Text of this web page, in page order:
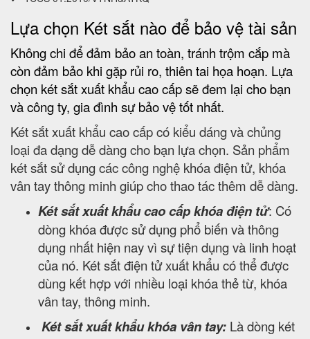
Lựa chọn Két sắt nào để bảo vệ tài sản
Không chi để đảm bảo an toàn, tránh trộm cắp mà
còn đảm bảo khi gặp rủi ro, thiên tai họa hoạn. Lựa
chọn két sắt xuất khẩu cao cấp sẽ đem lại cho bạn
và công ty, gia đình sự bảo vệ tốt nhất.
Két sắt xuất khẩu cao cấp có kiểu dáng và chủng
loại đa dạng dễ dàng cho bạn lựa chọn. Sản phẩm
két sắt sử dụng các công nghệ khóa điện tử, khóa
vân tay thông minh giúp cho thao tác thêm dễ dàng.
Két sắt xuất khẩu cao cấp khóa điện tử: Có
dòng khóa được sử dụng phổ biến và thông
dụng nhất hiện nay vì sự tiện dụng và linh hoạt
của nó. Két sắt điện tử xuất khẩu có thể được
dùng kết hợp với nhiều loại khóa thẻ từ, khóa
vân tay, thông minh.
Két sắt xuất khẩu khóa vân tay: Là dòng két